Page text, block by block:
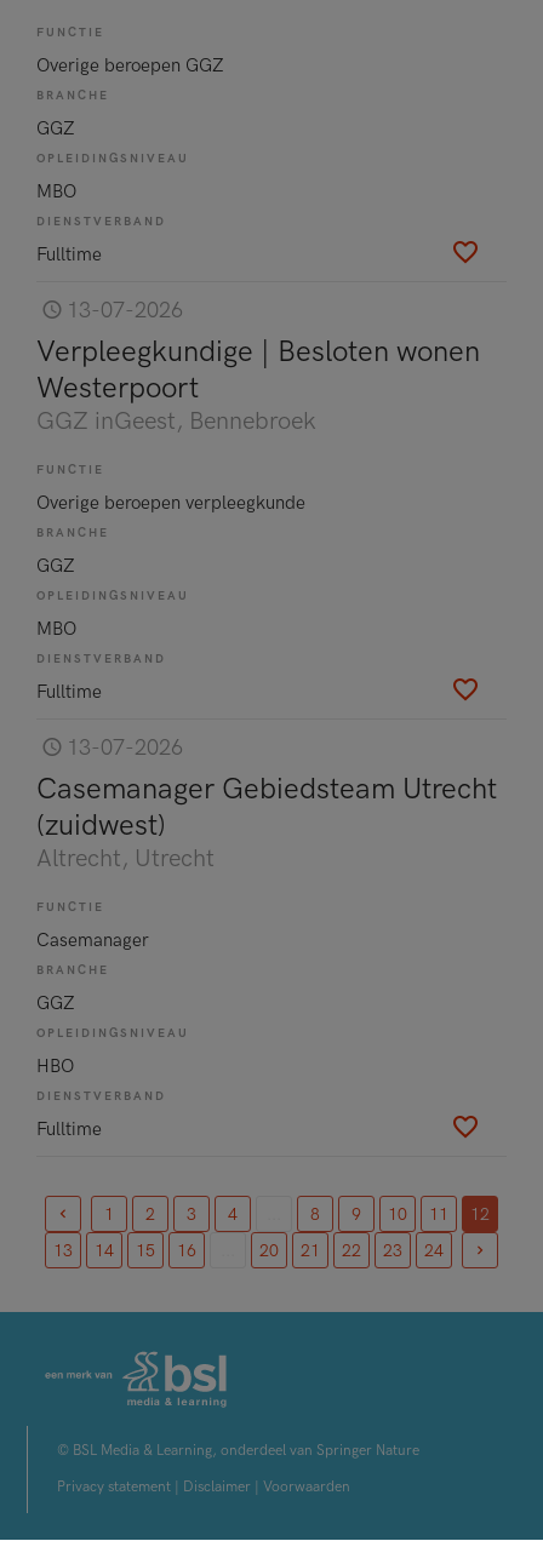
FUNCTIE
Overige beroepen GGZ
BRANCHE
GGZ
OPLEIDINGSNIVEAU
MBO
DIENSTVERBAND
Fulltime
13-07-2026
Verpleegkundige | Besloten wonen
Westerpoort
GGZ inGeest, Bennebroek
FUNCTIE
Overige beroepen verpleegkunde
BRANCHE
GGZ
OPLEIDINGSNIVEAU
MBO
DIENSTVERBAND
Fulltime
13-07-2026
Casemanager Gebiedsteam Utrecht
(zuidwest)
Altrecht, Utrecht
FUNCTIE
Casemanager
BRANCHE
GGZ
OPLEIDINGSNIVEAU
HBO
DIENSTVERBAND
Fulltime
1 2 3 4 8 9 10 11
12
(current)
13 14 15 16 20 21 22 23 24
© BSL Media & Learning, onderdeel van Springer Nature
Privacy statement
Disclaimer Voorwaarden